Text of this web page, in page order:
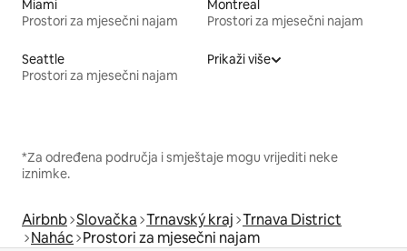
Miami
Prostori za mjesečni najam
Montreal
Prostori za mjesečni najam
Seattle
Prostori za mjesečni najam
Prikaži više
*Za određena područja i smještaje mogu vrijediti neke
iznimke.
Airbnb Slovačka Trnavský kraj Trnava District
Nahác Prostori za mjesečni najam